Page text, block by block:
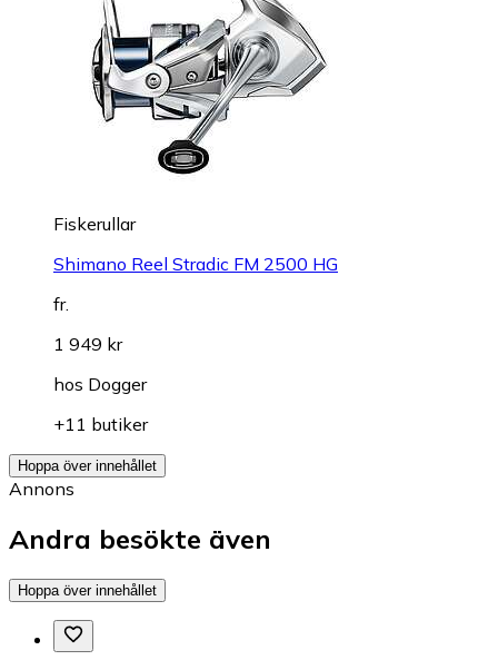
Fiskerullar
Shimano Reel Stradic FM 2500 HG
fr.
1 949 kr
hos Dogger
+11 butiker
Hoppa över innehållet
Annons
Andra besökte även
Hoppa över innehållet